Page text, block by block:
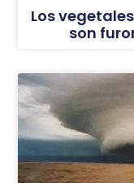
Los
son